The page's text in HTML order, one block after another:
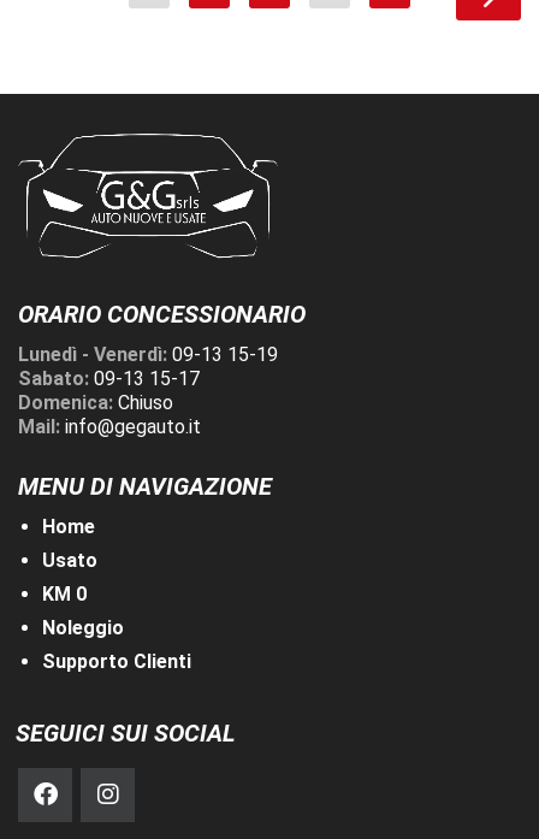
ORARIO CONCESSIONARIO
Lunedì - Venerdì: 09-13 15-19
Sabato: 09-13 15-17
Domenica: Chiuso
Mail: info@gegauto.it
MENU DI NAVIGAZIONE
Home
Usato
KM 0
Noleggio
Supporto Clienti
SEGUICI SUI SOCIAL